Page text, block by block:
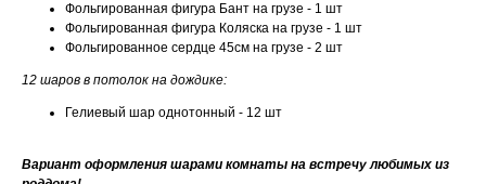
Фольгированная фигура Бант на грузе - 1 шт
Фольгированная фигура Коляска на грузе - 1 шт
Фольгированное сердце 45см на грузе - 2 шт
12 шаров в потолок на дождике:
Гелиевый шар однотонный - 12 шт
Вариант оформления шарами комнаты на встречу любимых из